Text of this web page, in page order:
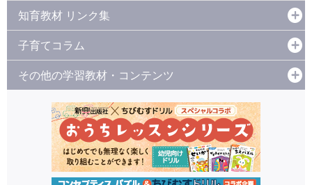
知育教材 リンク集
子育てコラム
その他の学習教材・コンテンツ